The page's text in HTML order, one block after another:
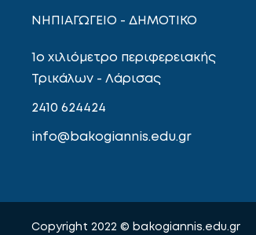
ΝΗΠΙΑΓΩΓΕΙΟ - ΔΗΜΟΤΙΚΟ
1ο χιλιόμετρο περιφερειακής
Τρικάλων - Λάρισας
2410 624424
info@bakogiannis.edu.gr
Copyright 2022 © bakogiannis.edu.gr